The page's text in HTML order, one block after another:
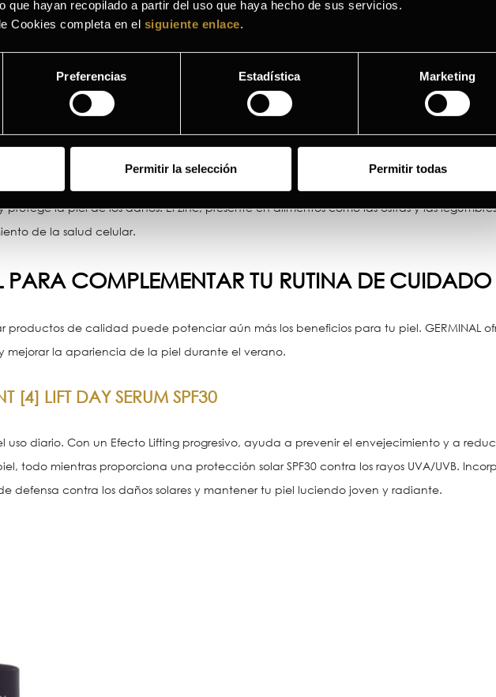
que hayan recopilado a partir del uso que haya hecho de sus servicios.
Cookies completa en el siguiente enlace.
Preferencias Estadística Marketing
Permitir la selección Permitir todas
mantener la barrera lipídica de la piel, lo que ayuda a retener la humedad y
de chía son excelentes fuentes de omega-3. Estos ácidos grasos también tienen
el enrojecimiento y la irritación de la piel.
es esencial para la salud de la piel. La vitamina E, que se encuentra en alimentos
la piel de los daños. El zinc, presente en alimentos como las ostras y las
de la salud celular.
COMPLEMENTAR TU RUTINA DE CUIDADO
de calidad puede potenciar aún más los beneficios para tu piel. GERMINAL
mejorar la apariencia de la piel durante el verano.
[4] LIFT DAY SERUM SPF30
uso diario. Con un Efecto Lifting progresivo, ayuda a prevenir el envejecimiento y a
todo mientras proporciona una protección solar SPF30 contra los rayos UVA/UVB.
contra los daños solares y mantener tu piel luciendo joven y radiante.